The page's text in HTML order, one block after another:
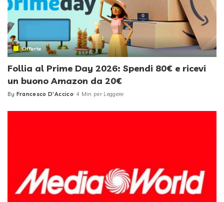
Offerte
Follia al Prime Day 2026: Spendi 80€ e ricevi
un buono Amazon da 20€
Posted
By Francesco D'Accico 4 Min per Leggere